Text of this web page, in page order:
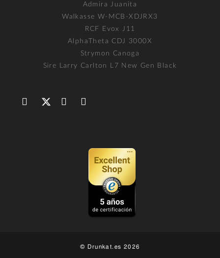
Admira Juanita
Walkasse W-MCB-XDJRX3
RCF Evox J11
AlphaTheta CDJ 3000X
Strymon Canoga
Sire Larry Carlton L7 New Gen Black
© Drunkat.es 2026